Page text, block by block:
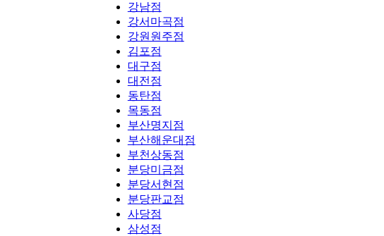
강남점
강서마곡점
강원원주점
김포점
대구점
대전점
동탄점
목동점
부산명지점
부산해운대점
부천상동점
분당미금점
분당서현점
분당판교점
사당점
삼성점